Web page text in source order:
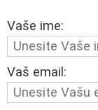
Vaše ime:
Vaš email: